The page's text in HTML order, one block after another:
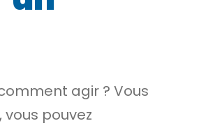
agir ? Vous
vous pouvez